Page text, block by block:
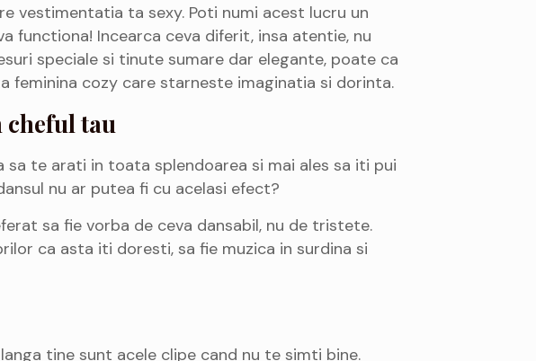
vestimentatia ta sexy. Poti numi acest lucru un
functiona! Incearca ceva diferit, insa atentie, nu
speciale si tinute sumare dar elegante, poate ca
feminina cozy care starneste imaginatia si dorinta.
cheful tau
sa te arati in toata splendoarea si mai ales sa iti pui
nu ar putea fi cu acelasi efect?
sa fie vorba de ceva dansabil, nu de tristete.
ca asta iti doresti, sa fie muzica in surdina si
tine sunt acele clipe cand nu te simti bine.